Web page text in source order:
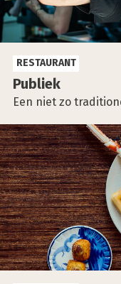
Publiek
Een niet zo
RESTAURANT